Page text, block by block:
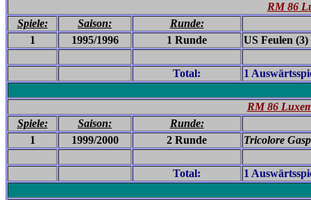
RM 86
Spiele:
Saison:
Runde:
1
1995/1996 1 Runde US Feulen
Total: 1
RM 86
Spiele:
Saison:
Runde:
1
1999/2000 2 Runde Tricolore
Total: 1